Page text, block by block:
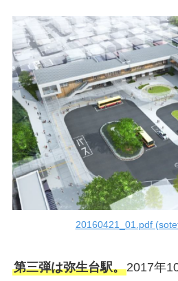
20160421_01.pdf
第三弾は弥生台駅。2017年10